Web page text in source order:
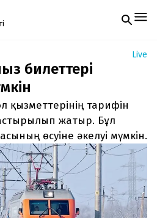
ай сайын электронды
Жаңа нөмір
жіберіледі. Тек email
жібереміз.
Live
билеттері
қызметтерінің тарифін
жатыр. Бұл
өсуіне әкелуі мүмкін.